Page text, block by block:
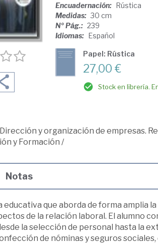
Encuadernación: Rústica
Medidas: 30 cm
Nº Pág.: 239
Idiomas: Español
Papel: Rústica
27,00 €
Stock en librería.
Dirección y organización de empresas.
y Formación /
Notas
que aborda de forma amplia
de la relación laboral. El alumno
la selección de personal hasta la
de nóminas y seguros